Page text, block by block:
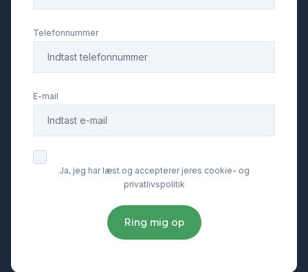
Telefonnummer
E-mail
Ja, jeg har læst og accepterer jeres cookie- og
privatlivspolitik
Ring mig op